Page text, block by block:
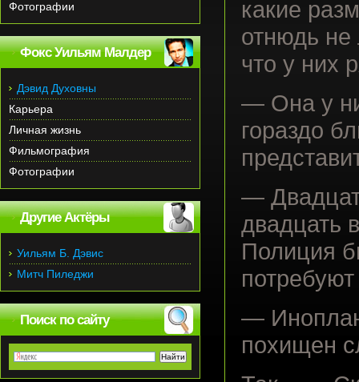
какие
отнюдь не
что у них
— Она у
гораздо
—
двадцать
Полиция
—
похищен
Фотографии
Фокс Уильям Малдер
Дэвид Духовны
Карьера
Личная жизнь
Фильмография
Фотографии
Другие Актёры
Уильям Б. Дэвис
Митч Пиледжи
Поиск по сайту